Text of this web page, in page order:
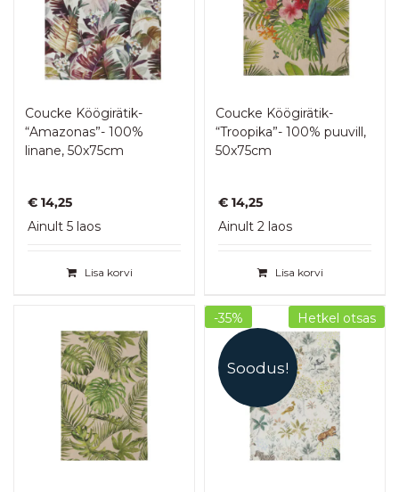
Coucke Köögirätik-
“Amazonas”- 100%
linane, 50x75cm
€ 14,25
Ainult 5 laos
Lisa korvi
Coucke Köögirätik-
“Troopika”- 100% puuvill,
50x75cm
€ 14,25
Ainult 2 laos
Lisa korvi
Soodus!
Hetkel otsas
-35%